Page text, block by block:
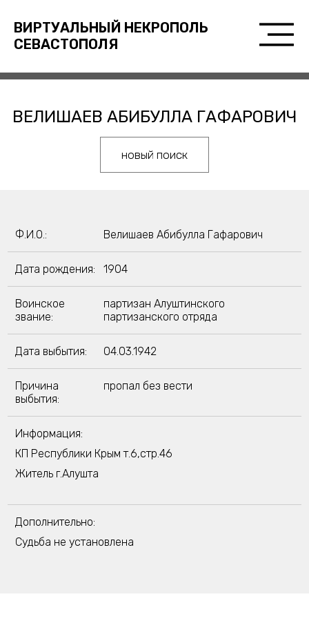
ВИРТУАЛЬНЫЙ НЕКРОПОЛЬ
СЕВАСТОПОЛЯ
ВЕЛИШАЕВ АБИБУЛЛА ГАФАРОВИЧ
новый поиск
Ф.И.О.: Велишаев Абибулла Гафарович
Дата рождения: 1904
Воинское
звание:
партизан Алуштинского
партизанского отряда
Дата выбытия: 04.03.1942
Причина
выбытия:
пропал без вести
Информация:
КП Республики Крым т.6,стр.46
Житель г.Алушта
Дополнительно:
Судьба не установлена